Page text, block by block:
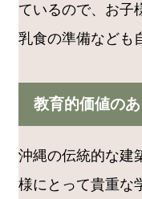
ているので、お子
乳食の準備なども
教育的価値の
沖縄の伝統的な建
様にとって貴重な